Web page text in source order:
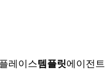
레이스템플릿에이전트